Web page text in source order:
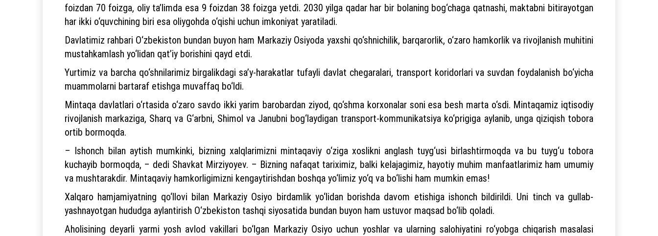
foizdan 70 foizga, oliy ta’limda esa 9 foizdan 38 foizga yetdi. 2030 yilga qadar har bir bolaning bog‘chaga qatnashi, maktabni bitirayotgan
har ikki o‘quvchining biri esa oliygohda o‘qishi uchun imkoniyat yaratiladi.
Davlatimiz rahbari O‘zbekiston bundan buyon ham Markaziy Osiyoda yaxshi qo‘shnichilik, barqarorlik, o‘zaro hamkorlik va rivojlanish muhitini
mustahkamlash yo‘lidan qat’iy borishini qayd etdi.
Yurtimiz va barcha qo‘shnilarimiz birgalikdagi sa’y-harakatlar tufayli davlat chegaralari, transport koridorlari va suvdan foydalanish bo‘yicha
muammolarni bartaraf etishga muvaffaq bo‘ldi.
Mintaqa davlatlari o‘rtasida o‘zaro savdo ikki yarim barobardan ziyod, qo‘shma korxonalar soni esa besh marta o‘sdi. Mintaqamiz iqtisodiy
rivojlanish markaziga, Sharq va G‘arbni, Shimol va Janubni bog‘laydigan transport-kommunikatsiya ko‘prigiga aylanib, unga qiziqish tobora
ortib bormoqda.
– Ishonch bilan aytish mumkinki, bizning xalqlarimizni mintaqaviy o‘ziga xoslikni anglash tuyg‘usi birlashtirmoqda va bu tuyg‘u tobora
kuchayib bormoqda, – dedi Shavkat Mirziyoyev. – Bizning nafaqat tariximiz, balki kelajagimiz, hayotiy muhim manfaatlarimiz ham umumiy
va mushtarakdir. Mintaqaviy hamkorligimizni kengaytirishdan boshqa yo‘limiz yo‘q va bo‘lishi ham mumkin emas!
Xalqaro hamjamiyatning qo‘llovi bilan Markaziy Osiyo birdamlik yo‘lidan borishda davom etishiga ishonch bildirildi. Uni tinch va gullab-
yashnayotgan hududga aylantirish O‘zbekiston tashqi siyosatida bundan buyon ham ustuvor maqsad bo‘lib qoladi.
Aholisining deyarli yarmi yosh avlod vakillari bo‘lgan Markaziy Osiyo uchun yoshlar va ularning salohiyatini ro‘yobga chiqarish masalasi